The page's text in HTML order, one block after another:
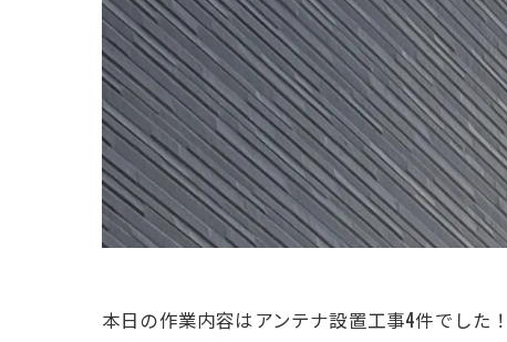
本日の作業内容はアンテナ設置工事4件でした！